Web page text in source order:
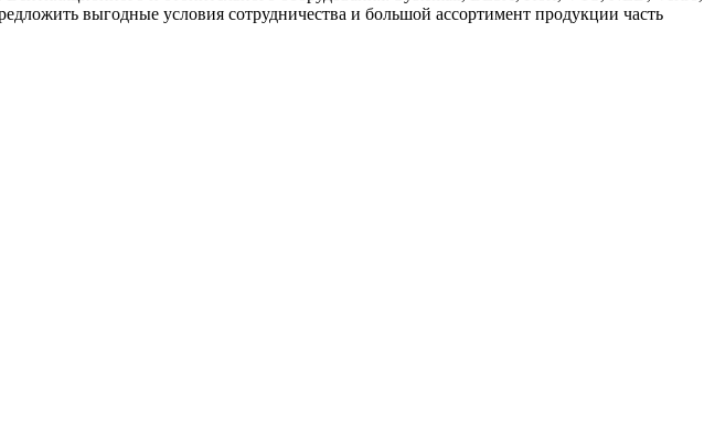
выгодные условия сотрудничества и большой ассортимент продукции часть